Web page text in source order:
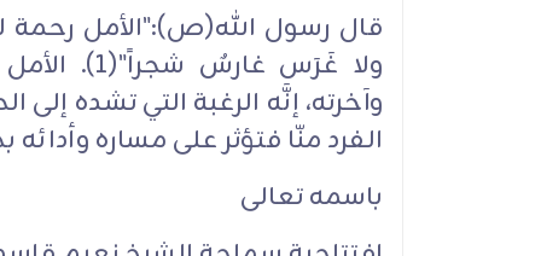
قال رسول الله(ص):"الأمل رحمة
ولا غَرَس
وآخرته، إنَّه الرغبة التي تشده إلى
الفرد منّا فتؤثر على مساره
باسمه تعالى‏
مقالات